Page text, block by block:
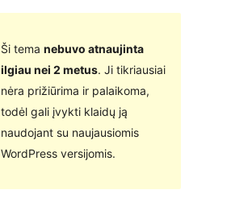
Ši tema nebuvo atnaujinta
ilgiau nei 2 metus. Ji tikriausiai
nėra prižiūrima ir palaikoma,
todėl gali įvykti klaidų ją
naudojant su naujausiomis
WordPress versijomis.